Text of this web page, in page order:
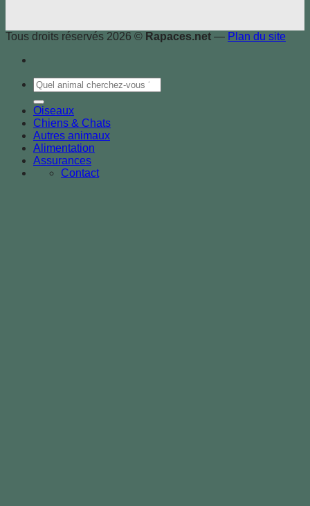
Tous droits réservés 2026 © Rapaces.net — Plan du site
Oiseaux
Chiens & Chats
Autres animaux
Alimentation
Assurances
Contact